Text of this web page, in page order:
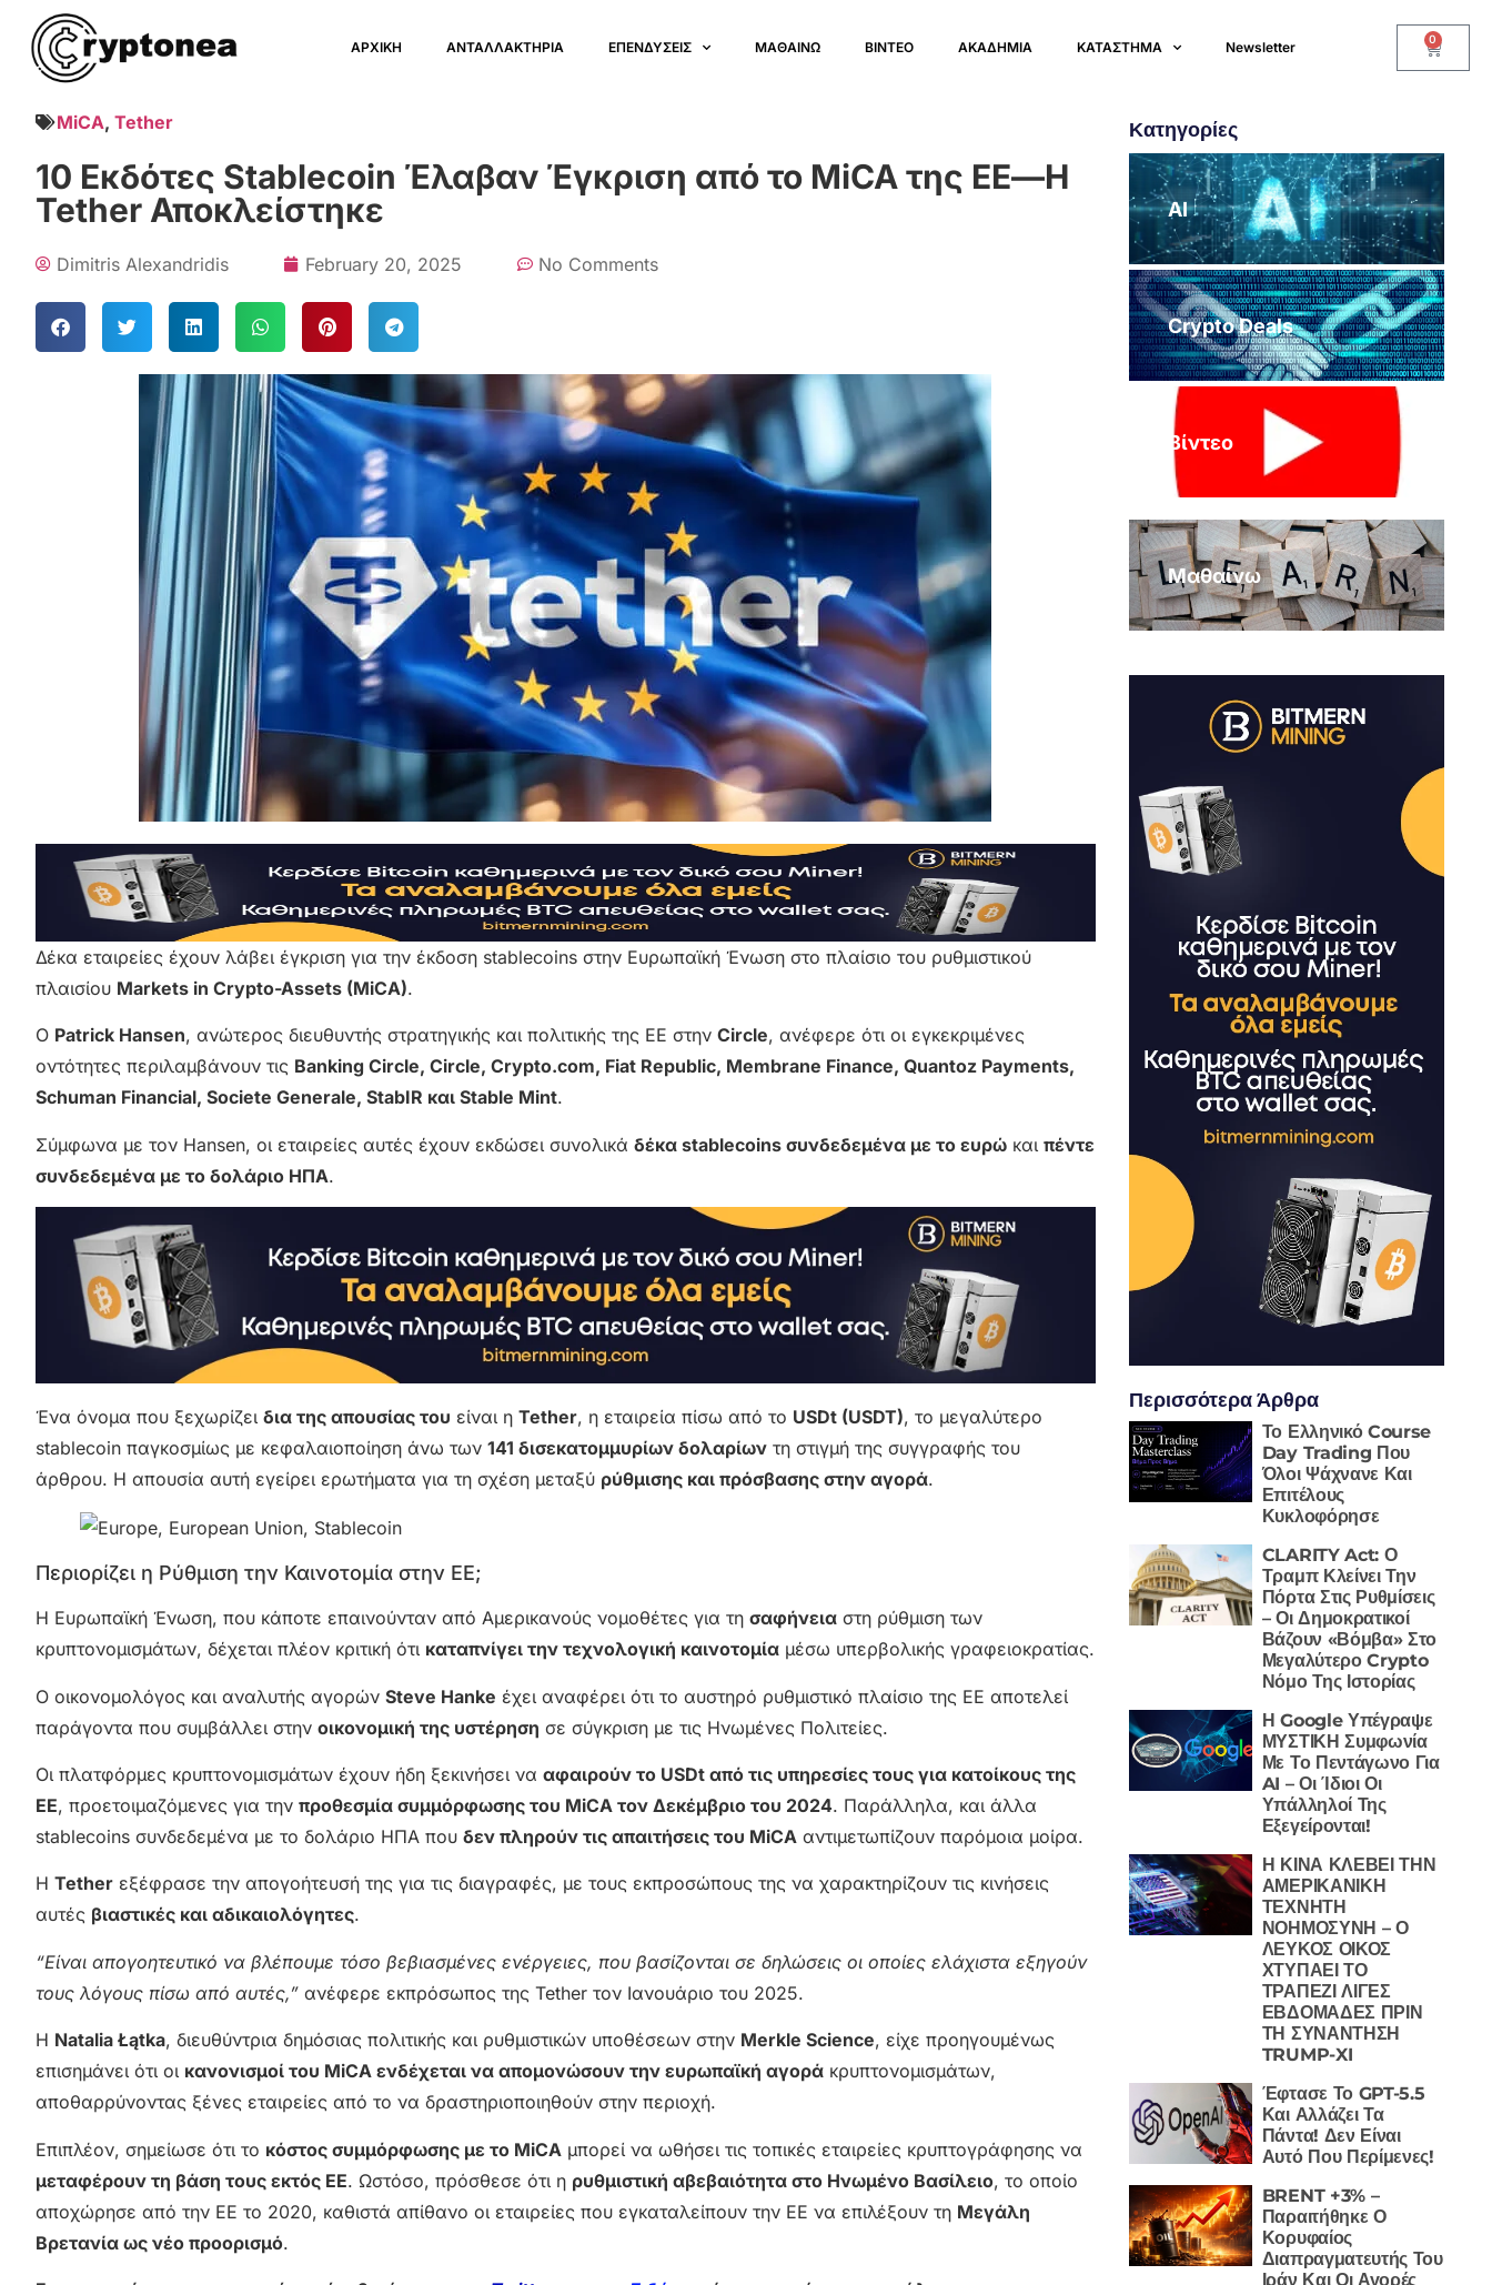
ΑΡΧΙΚΗ ΑΝΤΑΛΛΑΚΤΗΡΙΑ ΕΠΕΝΔΥΣΕΙΣ ΜΑΘΑΙΝΩ ΒΙΝΤΕΟ ΑΚΑΔΗΜΙΑ ΚΑΤΑΣΤΗΜΑ Newsletter 0
MiCA, Tether
10 Εκδότες Stablecoin Έλαβαν Έγκριση από το MiCA της ΕΕ—Η
Tether Αποκλείστηκε
Dimitris Alexandridis February 20, 2025 No Comments
Δέκα εταιρείες έχουν λάβει έγκριση για την έκδοση stablecoins στην Ευρωπαϊκή Ένωση στο πλαίσιο του ρυθμιστικού
πλαισίου Markets in Crypto-Assets (MiCA).
Ο Patrick Hansen, ανώτερος διευθυντής στρατηγικής και πολιτικής της ΕΕ στην Circle, ανέφερε ότι οι εγκεκριμένες
οντότητες περιλαμβάνουν τις Banking Circle, Circle, Crypto.com, Fiat Republic, Membrane Finance, Quantoz Payments,
Schuman Financial, Societe Generale, StabIR και Stable Mint.
Σύμφωνα με τον Hansen, οι εταιρείες αυτές έχουν εκδώσει συνολικά δέκα stablecoins συνδεδεμένα με το ευρώ και πέντε
συνδεδεμένα με το δολάριο ΗΠΑ.
Ένα όνομα που ξεχωρίζει δια της απουσίας του είναι η Tether, η εταιρεία πίσω από το USDt (USDT), το μεγαλύτερο
stablecoin παγκοσμίως με κεφαλαιοποίηση άνω των 141 δισεκατομμυρίων δολαρίων τη στιγμή της συγγραφής του
άρθρου. Η απουσία αυτή εγείρει ερωτήματα για τη σχέση μεταξύ ρύθμισης και πρόσβασης στην αγορά.
Περιορίζει η Ρύθμιση την Καινοτομία στην ΕΕ;
Η Ευρωπαϊκή Ένωση, που κάποτε επαινούνταν από Αμερικανούς νομοθέτες για τη σαφήνεια στη ρύθμιση των
κρυπτονομισμάτων, δέχεται πλέον κριτική ότι καταπνίγει την τεχνολογική καινοτομία μέσω υπερβολικής γραφειοκρατίας.
Ο οικονομολόγος και αναλυτής αγορών Steve Hanke έχει αναφέρει ότι το αυστηρό ρυθμιστικό πλαίσιο της ΕΕ αποτελεί
παράγοντα που συμβάλλει στην οικονομική της υστέρηση σε σύγκριση με τις Ηνωμένες Πολιτείες.
Οι πλατφόρμες κρυπτονομισμάτων έχουν ήδη ξεκινήσει να αφαιρούν το USDt από τις υπηρεσίες τους για κατοίκους της
ΕΕ, προετοιμαζόμενες για την προθεσμία συμμόρφωσης του MiCA τον Δεκέμβριο του 2024. Παράλληλα, και άλλα
stablecoins συνδεδεμένα με το δολάριο ΗΠΑ που δεν πληρούν τις απαιτήσεις του MiCA αντιμετωπίζουν παρόμοια μοίρα.
Η Tether εξέφρασε την απογοήτευσή της για τις διαγραφές, με τους εκπροσώπους της να χαρακτηρίζουν τις κινήσεις
αυτές βιαστικές και αδικαιολόγητες.
“Είναι απογοητευτικό να βλέπουμε τόσο βεβιασμένες ενέργειες, που βασίζονται σε δηλώσεις οι οποίες ελάχιστα εξηγούν
τους λόγους πίσω από αυτές,” ανέφερε εκπρόσωπος της Tether τον Ιανουάριο του 2025.
Η Natalia Łątka, διευθύντρια δημόσιας πολιτικής και ρυθμιστικών υποθέσεων στην Merkle Science, είχε προηγουμένως
επισημάνει ότι οι κανονισμοί του MiCA ενδέχεται να απομονώσουν την ευρωπαϊκή αγορά κρυπτονομισμάτων,
αποθαρρύνοντας ξένες εταιρείες από το να δραστηριοποιηθούν στην περιοχή.
Επιπλέον, σημείωσε ότι το κόστος συμμόρφωσης με το MiCA μπορεί να ωθήσει τις τοπικές εταιρείες κρυπτογράφησης να
μεταφέρουν τη βάση τους εκτός ΕΕ. Ωστόσο, πρόσθεσε ότι η ρυθμιστική αβεβαιότητα στο Ηνωμένο Βασίλειο, το οποίο
αποχώρησε από την ΕΕ το 2020, καθιστά απίθανο οι εταιρείες που εγκαταλείπουν την ΕΕ να επιλέξουν τη Μεγάλη
Βρετανία ως νέο προορισμό.
Κατηγορίες
AI
Crypto Deals
Βίντεο
Μαθαίνω
Περισσότερα Άρθρα
Το Ελληνικό Course
Day Trading Που
Όλοι Ψάχνανε Και
Επιτέλους
Κυκλοφόρησε
CLARITY Act: Ο
Τραμπ Κλείνει Την
Πόρτα Στις Ρυθμίσεις
– Οι Δημοκρατικοί
Βάζουν «Βόμβα» Στο
Μεγαλύτερο Crypto
Νόμο Της Ιστορίας
Η Google Υπέγραψε
ΜΥΣΤΙΚΗ Συμφωνία
Με Το Πεντάγωνο Για
AI – Οι Ίδιοι Οι
Υπάλληλοί Της
Εξεγείρονται!
Η ΚΙΝΑ ΚΛΕΒΕΙ ΤΗΝ
ΑΜΕΡΙΚΑΝΙΚΗ
ΤΕΧΝΗΤΗ
ΝΟΗΜΟΣΥΝΗ – Ο
ΛΕΥΚΟΣ ΟΙΚΟΣ
ΧΤΥΠΑΕΙ ΤΟ
ΤΡΑΠΕΖΙ ΛΙΓΕΣ
ΕΒΔΟΜΑΔΕΣ ΠΡΙΝ
ΤΗ ΣΥΝΑΝΤΗΣΗ
TRUMP-XI
Έφτασε Το GPT-5.5
Και Αλλάζει Τα
Πάντα! Δεν Είναι
Αυτό Που Περίμενες!
BRENT +3% –
Παραιτήθηκε Ο
Κορυφαίος
Διαπραγματευτής Του
Ιράν Και Οι Αγορές